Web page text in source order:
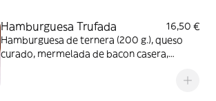
Hamburguesa Trufada
16,50 €
Hamburguesa de ternera (200 g.), queso
curado, mermelada de bacon casera,